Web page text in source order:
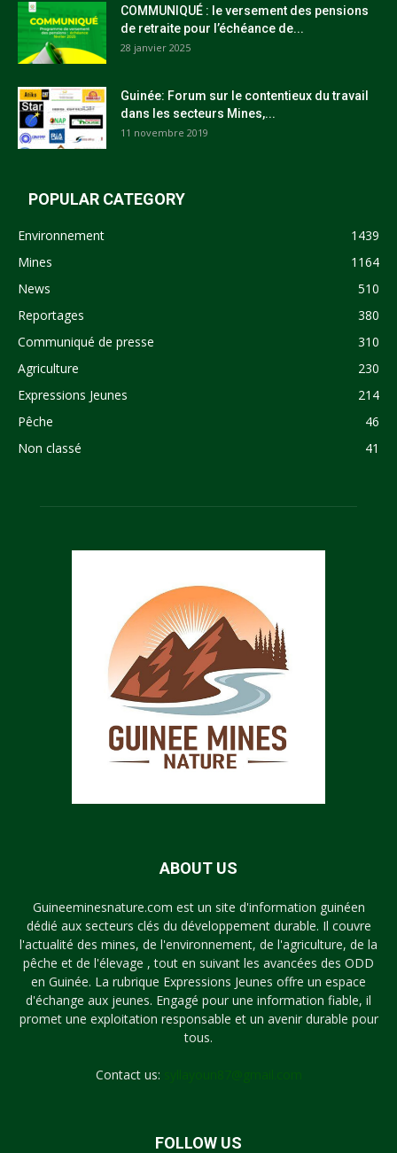
COMMUNIQUÉ : le versement des pensions
de retraite pour l’échéance de...
28 janvier 2025
Guinée: Forum sur le contentieux du travail
dans les secteurs Mines,...
11 novembre 2019
POPULAR CATEGORY
Environnement
1439
Mines
1164
News
510
Reportages
380
Communiqué de presse
310
Agriculture
230
Expressions Jeunes
214
Pêche
46
Non classé
41
ABOUT US
Guineeminesnature.com est un site d'information guinéen
dédié aux secteurs clés du développement durable. Il couvre
l'actualité des mines, de l'environnement, de l'agriculture, de la
pêche et de l'élevage , tout en suivant les avancées des ODD
en Guinée. La rubrique Expressions Jeunes offre un espace
d'échange aux jeunes. Engagé pour une information fiable, il
promet une exploitation responsable et un avenir durable pour
tous.
Contact us:
FOLLOW US